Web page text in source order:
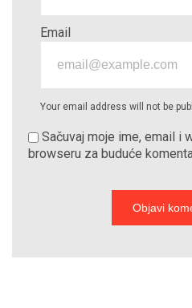
Email
Your email address will not be
Sačuvaj moje ime, email i
browseru za buduće